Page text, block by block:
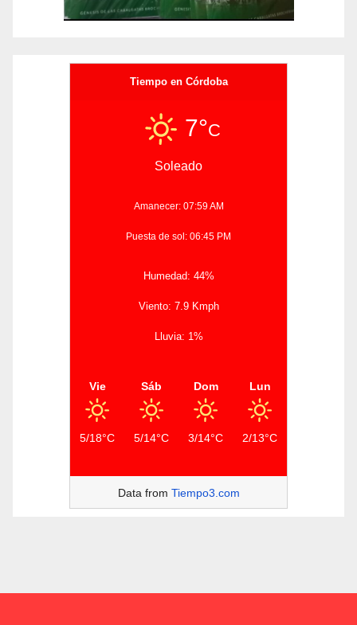
Tiempo en Córdoba
7°C
Soleado
Amanecer: 07:59 AM
Puesta de sol: 06:45 PM
Humedad: 44%
Viento: 7.9 Kmph
Lluvia: 1%
Vie
5/18°C
Sáb
5/14°C
Dom
3/14°C
Lun
2/13°C
Data from Tiempo3.com